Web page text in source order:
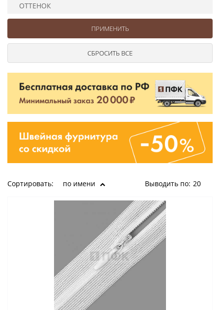
ОТТЕНОК
Сортировать: по имени Выводить по: 20
Ушковые
Шторные
Цепочки шарики с замком
Ткани
Шнуры
Сумочная фурнитура